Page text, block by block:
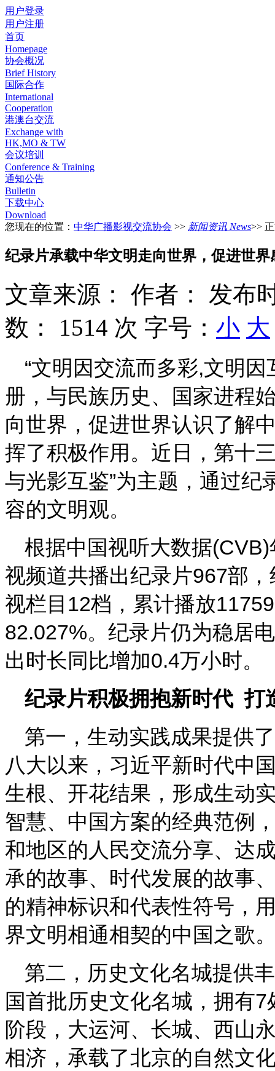
用户登录
用户注册
首页
Homepage
协会概况
Brief History
国际合作
International
Cooperation
港澳台交流
Exchange with
HK,MO & TW
会议培训
Conference & Training
通知公告
Bulletin
下载中心
Download
您现在的位置： 中华广播影视交流协会 >> 新闻资讯 News>>
纪录片承载中华文明走向世界，促进世界
文章来源： 作者：
发布
数： 1514 次 字号： 小 大
“文明因交流而多彩,文明
册，与民族历史、国家进程
向世界，促进世界认识了解
挥了积极作用。近日，第十
与光影互鉴”为主题，通过
容的文明观。
根据中国视听大数据
视频道共播出纪录片967部
视栏目12档，累计播放
82.027%。纪录片仍为稳居
出时长同比增加0.4万小时。
纪录片积极拥抱新时代打
第一，生动实践成果提供
八大以来，习近平新时代中
生根、开花结果，形成生动
智慧、中国方案的经典范例
和地区的人民交流分享、达
承的故事、时代发展的故事
的精神标识和代表性符号，
界文明相通相契的中国之歌
第二，历史文化名城提供
国首批历史文化名城，拥有
阶段，大运河、长城、西山
相济，承载了北京的自然文